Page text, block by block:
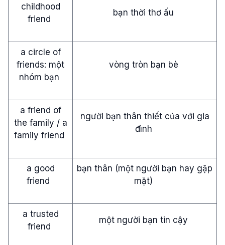
childhood
friend
bạn thời thơ ấu
a circle of
friends: một
nhóm bạn
vòng tròn bạn bè
a friend of
the family / a
family friend
người bạn thân thiết của với gia
đình
a good
friend
bạn thân (một người bạn hay gặp
mặt)
a trusted
friend
một người bạn tin cậy